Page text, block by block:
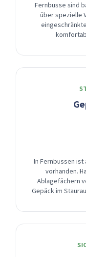
Fernbusse sind
über spezielle
In Fernbussen
vorhanden.
Ablagefächern
Gepäck im